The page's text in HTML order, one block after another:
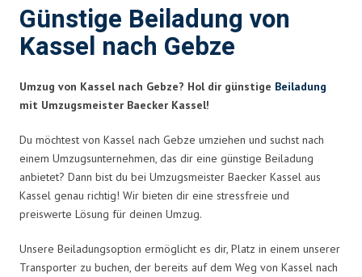
Günstige Beiladung von
Kassel nach Gebze
Umzug von Kassel nach Gebze? Hol dir günstige Beiladung
mit Umzugsmeister Baecker Kassel!
Du möchtest von Kassel nach Gebze umziehen und suchst nach
einem Umzugsunternehmen, das dir eine günstige Beiladung
anbietet? Dann bist du bei Umzugsmeister Baecker Kassel aus
Kassel genau richtig! Wir bieten dir eine stressfreie und
preiswerte Lösung für deinen Umzug.
Unsere Beiladungsoption ermöglicht es dir, Platz in einem unserer
Transporter zu buchen, der bereits auf dem Weg von Kassel nach